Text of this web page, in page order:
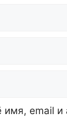
имя, email и